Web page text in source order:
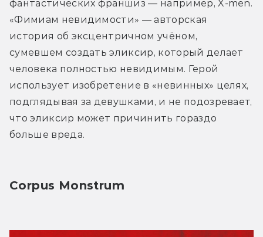
фантастических франшиз — например, X-men.
«Фимиам невидимости» — авторская
история об эксцентричном учёном,
сумевшем создать эликсир, который делает
человека полностью невидимым. Герой
использует изобретение в «невинных» целях,
подглядывая за девушками, и не подозревает,
что эликсир может причинить гораздо
больше вреда.
Corpus Monstrum